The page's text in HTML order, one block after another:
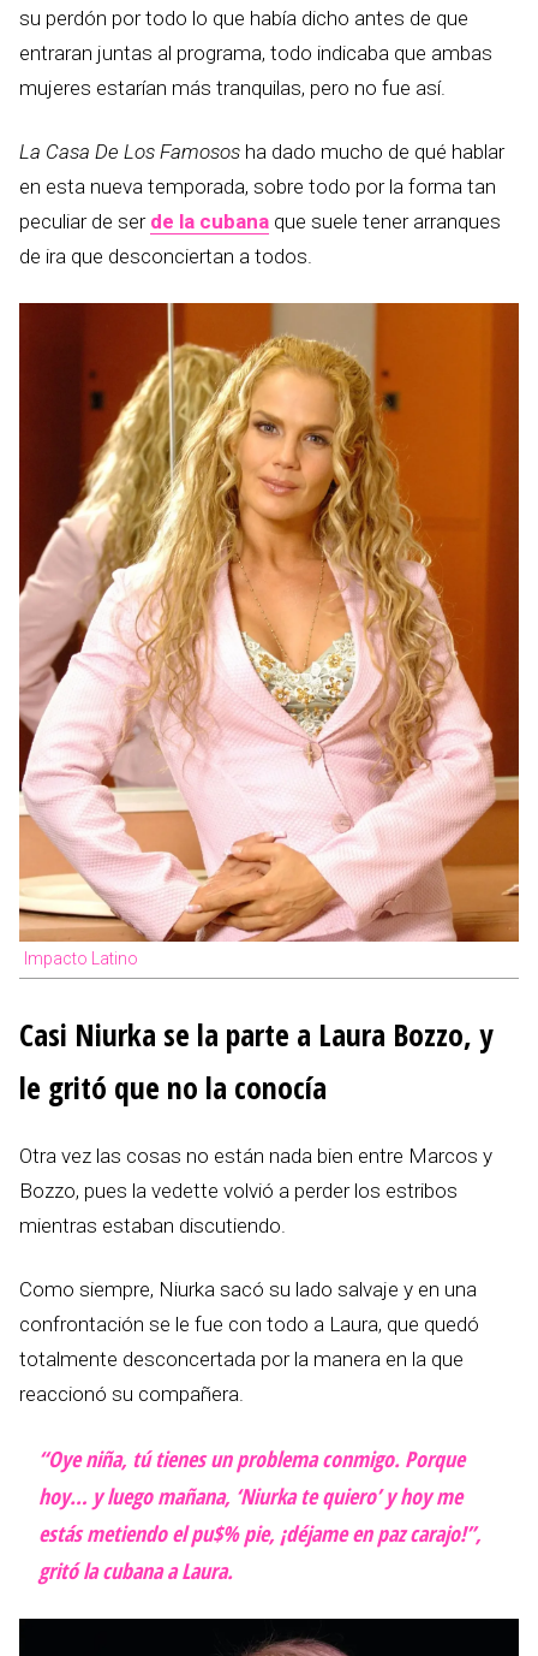
su perdón por todo lo que había dicho antes de que
entraran juntas al programa, todo indicaba que ambas
mujeres estarían más tranquilas, pero no fue así.
La Casa De Los Famosos ha dado mucho de qué hablar
en esta nueva temporada, sobre todo por la forma tan
peculiar de ser de la cubana que suele tener arranques
de ira que desconciertan a todos.
Impacto Latino
Casi Niurka se la parte a Laura Bozzo, y
le gritó que no la conocía
Otra vez las cosas no están nada bien entre Marcos y
Bozzo, pues la vedette volvió a perder los estribos
mientras estaban discutiendo.
Como siempre, Niurka sacó su lado salvaje y en una
confrontación se le fue con todo a Laura, que quedó
totalmente desconcertada por la manera en la que
reaccionó su compañera.
“Oye niña, tú tienes un problema conmigo. Porque
hoy… y luego mañana, ‘Niurka te quiero’ y hoy me
estás metiendo el pu$% pie, ¡déjame en paz carajo!”,
gritó la cubana a Laura.